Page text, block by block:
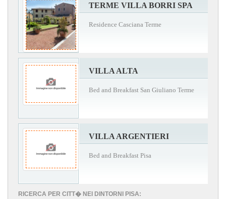
TERME VILLA BORRI SPA
Residence Casciana Terme
VILLA ALTA
Bed and Breakfast San Giuliano Terme
VILLA ARGENTIERI
Bed and Breakfast Pisa
RICERCA PER CITT� NEI DINTORNI PISA: